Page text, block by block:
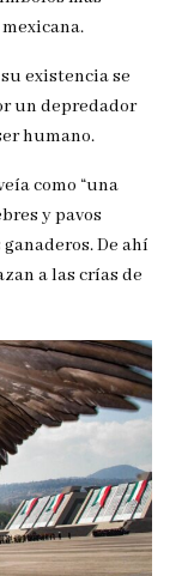
existencia se
un depredador
humano.
como “una
y pavos
De ahí
a las crías de